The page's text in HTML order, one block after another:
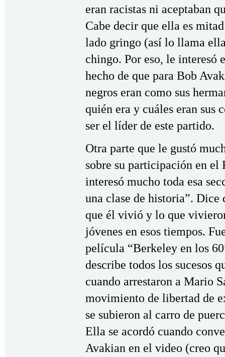
eran racistas ni aceptaban
Cabe decir que ella es
lado gringo (así lo llama
chingo. Por eso, le
hecho de que para Bob
negros eran como sus
quién era y cuáles eran sus
ser el líder de este partido.
Otra parte que le gustó
sobre su participación en el
interesó mucho toda esa
una clase de historia”. Dice
que él vivió y lo que
jóvenes en esos tiempos.
película “Berkeley en los
describe todos los sucesos
cuando arrestaron a Mario
movimiento de libertad de
se subieron al carro de
Ella se acordó cuando
Avakian en el video (creo